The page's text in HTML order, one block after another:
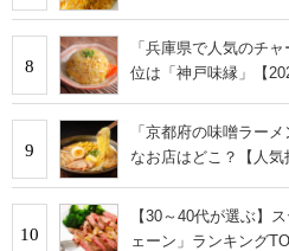
8
「兵庫県で人気のチ
位は「神戸味縁」【
9
「京都府の味噌ラー
なお店はどこ？【人気
10
【30～40代が選ぶ】
ェーン」ランキング